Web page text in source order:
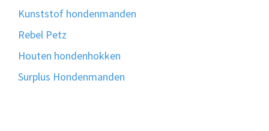
Kunststof hondenmanden
Rebel Petz
Houten hondenhokken
Surplus Hondenmanden